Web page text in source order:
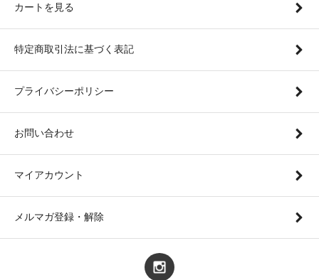
カートを見る
特定商取引法に基づく表記
プライバシーポリシー
お問い合わせ
マイアカウント
メルマガ登録・解除